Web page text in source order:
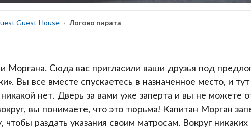
Guest House Логово пирата
Моргана. Сюда вас пригласили ваши друзья под
Вы все вместе спускаетесь в назначенное место, и тут
никакой нет. Дверь за вами уже заперта и вы не можете
вы понимаете, что это тюрьма! Капитан Морган
чтобы раздать указания своим матросам. Вокруг никаких